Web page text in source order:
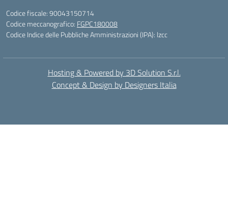
Codice fiscale: 90043150714
Codice meccanografico: FGPC180008
Codice Indice delle Pubbliche Amministrazioni (IPA): lzcc
Hosting & Powered by 3D Solution S.r.l.
Concept & Design by Designers Italia